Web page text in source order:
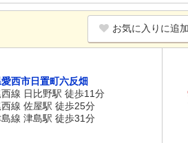
お気に入りに追加
西市日置町六反畑
線 日比野駅 徒歩11分
線 佐屋駅 徒歩25分
線 津島駅 徒歩31分